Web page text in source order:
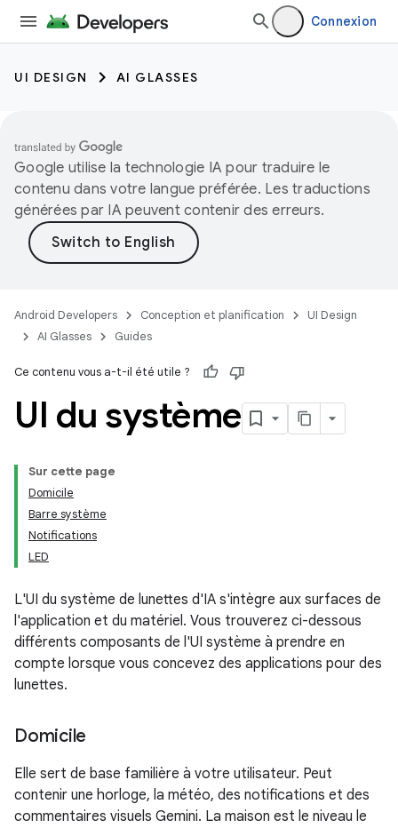
Connexion
UI DESIGN AI GLASSES
Google utilise la technologie IA pour traduire le
contenu dans votre langue préférée. Les traductions
générées par IA peuvent contenir des erreurs.
Android Developers Conception et planification
UI Design
AI Glasses
Guides
Ce contenu vous a-t-il été utile ?
UI du système
Sur cette page
Domicile
Barre système
Notifications
LED
L'UI du système de lunettes d'IA s'intègre aux surfaces de
l'application et du matériel. Vous trouverez ci-dessous
différents composants de l'UI système à prendre en
compte lorsque vous concevez des applications pour des
lunettes.
Domicile
Elle sert de base familière à votre utilisateur. Peut
contenir une horloge, la météo, des notifications et des
commentaires visuels Gemini. La maison est le niveau le